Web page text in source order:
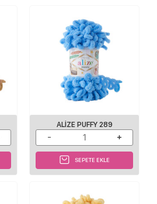
ALIZE PUFFY 289
SEPETE EKLE